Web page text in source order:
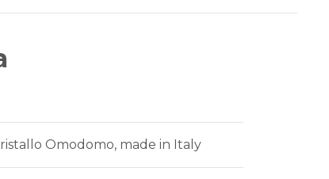
Omodomo, made in Italy